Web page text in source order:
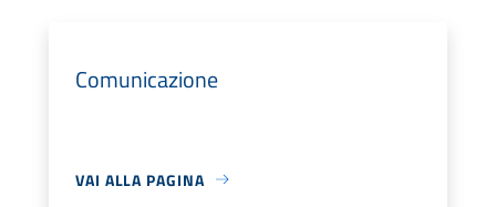
Comunicazione
VAI ALLA PAGINA